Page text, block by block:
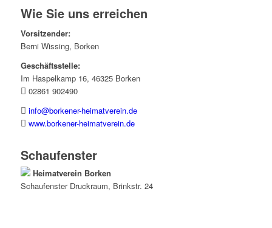
Wie Sie uns erreichen
Vorsitzender:
Berni Wissing, Borken
Geschäftsstelle:
Im Haspelkamp 16, 46325 Borken
02861 902490
info@borkener-heimatverein.de
www.borkener-heimatverein.de
Schaufenster
Heimatverein Borken
Schaufenster Druckraum, Brinkstr. 24